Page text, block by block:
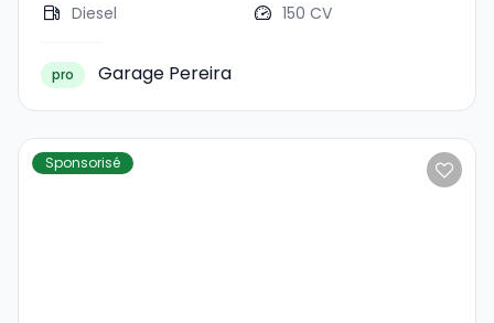
Diesel
150 CV
pro Garage Pereira
Sponsorisé